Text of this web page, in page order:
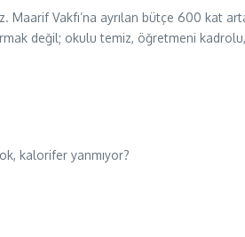
Vakfı’na ayrılan bütçe 600 kat
değil; okulu temiz, öğretmeni
kalorifer yanmıyor?